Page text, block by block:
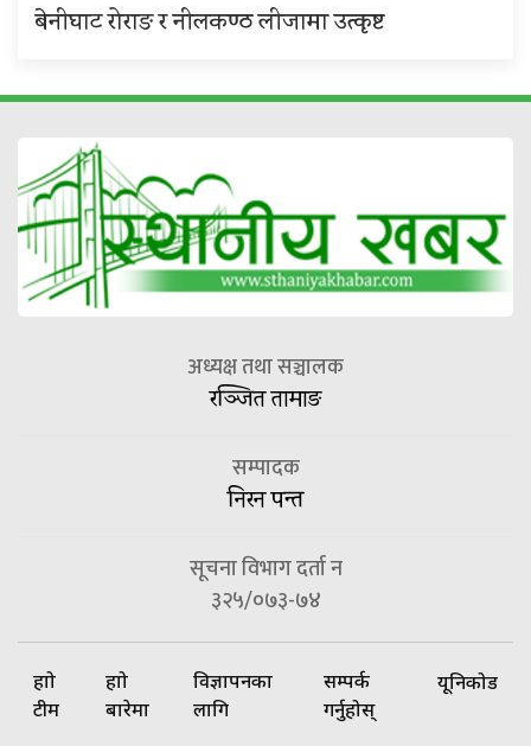
बेनीघाट रोराङ र नीलकण्ठ लीजामा उत्कृष्ट
अध्यक्ष तथा सञ्चालक
रञ्जित तामाङ
सम्पादक
निरन पन्त
सूचना विभाग दर्ता न
३२५/०७३-७४
हाम्रो
टीम
हाम्रो
बारेमा
विज्ञापनका
लागि
सम्पर्क
गर्नुहोस्
यूनिकोड